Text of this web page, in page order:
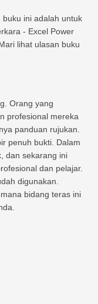
ini adalah untuk
- Excel Power
lihat ulasan buku
Orang yang
profesional mereka
panduan rujukan.
penuh bukti. Dalam
dan sekarang ini
dan pelajar.
digunakan.
bidang teras ini